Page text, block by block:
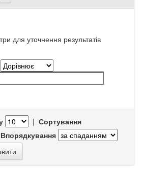
для уточнення результатів
| Сортування
Впорядкування